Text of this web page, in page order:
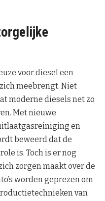
voor diesel een
meebrengt. Niet
moderne diesels net zo
Met nieuwe
en
beweerd dat de
is. Toch is er nog
zorgen maakt over de
worden geprezen om
van